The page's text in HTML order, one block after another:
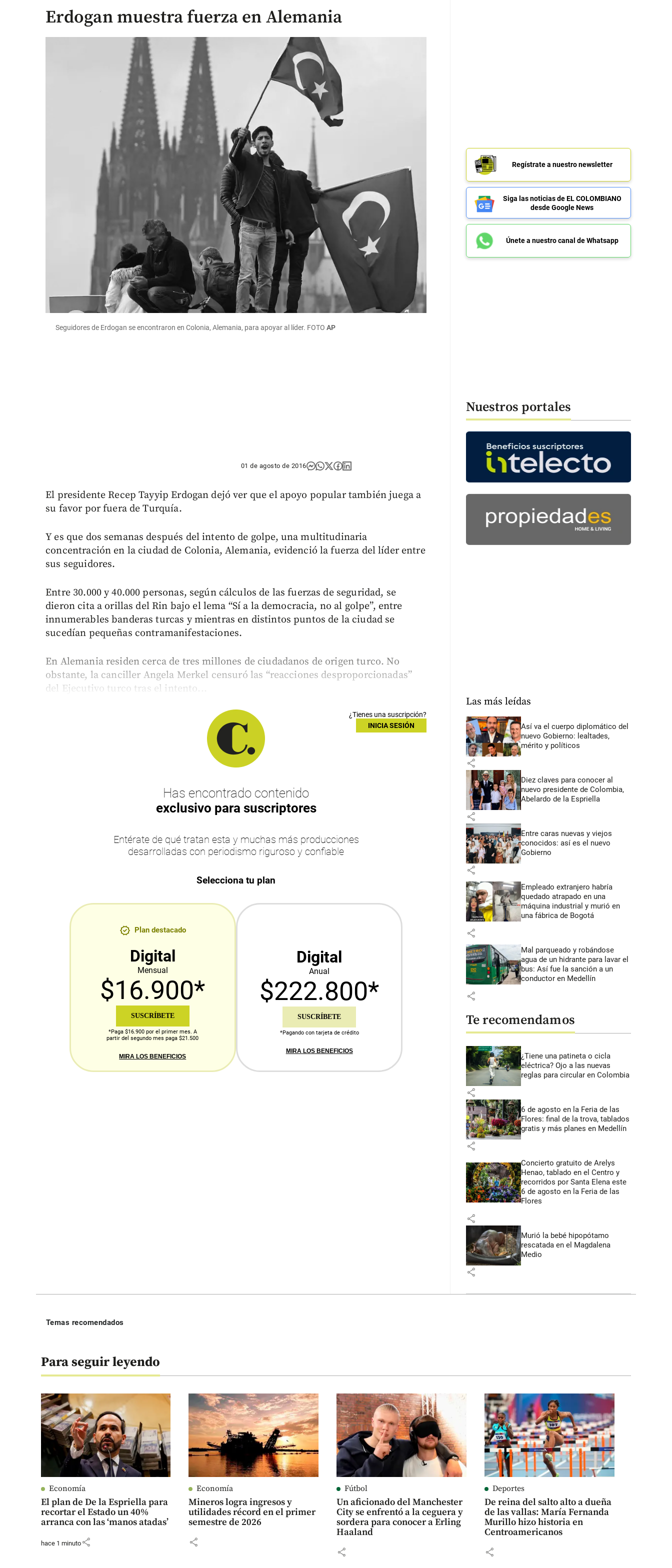
Erdogan muestra fuerza en Alemania
Seguidores de Erdogan se encontraron en Colonia, Alemania, para apoyar al líder. FOTO AP
01 de agosto de 2016
El presidente Recep Tayyip Erdogan dejó ver que el apoyo popular también juega a
su favor por fuera de Turquía.
Y es que dos semanas después del intento de golpe, una multitudinaria
concentración en la ciudad de Colonia, Alemania, evidenció la fuerza del líder entre
sus seguidores.
Entre 30.000 y 40.000 personas, según cálculos de las fuerzas de seguridad, se
dieron cita a orillas del Rin bajo el lema “Sí a la democracia, no al golpe”, entre
innumerables banderas turcas y mientras en distintos puntos de la ciudad se
sucedían pequeñas contramanifestaciones.
En Alemania residen cerca de tres millones de ciudadanos de origen turco. No
obstante, la canciller Angela Merkel censuró las “reacciones desproporcionadas”
del Ejecutivo turco tras el intento...
¿Tienes una suscripción?
INICIA SESIÓN
Has encontrado contenido
exclusivo para suscriptores
Entérate de qué tratan esta y muchas más producciones
desarrolladas con periodismo riguroso y confiable
Selecciona tu plan
Plan destacado
Digital
Mensual
$16.900*
SUSCRÍBETE
*Paga $16.900 por el primer mes. A
partir del segundo mes paga $21.500
MIRA LOS BENEFICIOS
Digital
Anual
$222.800*
SUSCRÍBETE
*Pagando con tarjeta de crédito
MIRA LOS BENEFICIOS
Regístrate a nuestro newsletter
Siga las noticias de EL COLOMBIANO
desde Google News
Únete a nuestro canal de Whatsapp
Nuestros portales
Las más leídas
Así va el cuerpo diplomático del
nuevo Gobierno: lealtades,
mérito y políticos
share
Diez claves para conocer al
nuevo presidente de Colombia,
Abelardo de la Espriella
share
Entre caras nuevas y viejos
conocidos: así es el nuevo
Gobierno
share
Empleado extranjero habría
quedado atrapado en una
máquina industrial y murió en
una fábrica de Bogotá
share
Mal parqueado y robándose
agua de un hidrante para lavar el
bus: Así fue la sanción a un
conductor en Medellín
share
Te recomendamos
¿Tiene una patineta o cicla
eléctrica? Ojo a las nuevas
reglas para circular en Colombia
share
6 de agosto en la Feria de las
Flores: final de la trova, tablados
gratis y más planes en Medellín
share
Concierto gratuito de Arelys
Henao, tablado en el Centro y
recorridos por Santa Elena este
6 de agosto en la Feria de las
Flores
share
Murió la bebé hipopótamo
rescatada en el Magdalena
Medio
share
Temas recomendados
Para seguir leyendo
Economía
El plan de De la Espriella para
recortar el Estado un 40%
arranca con las ‘manos atadas’
hace 1 minutoshare
Economía
Mineros logra ingresos y
utilidades récord en el primer
semestre de 2026
share
Fútbol
Un aficionado del Manchester
City se enfrentó a la ceguera y
sordera para conocer a Erling
Haaland
share
Deportes
De reina del salto alto a dueña
de las vallas: María Fernanda
Murillo hizo historia en
Centroamericanos
share